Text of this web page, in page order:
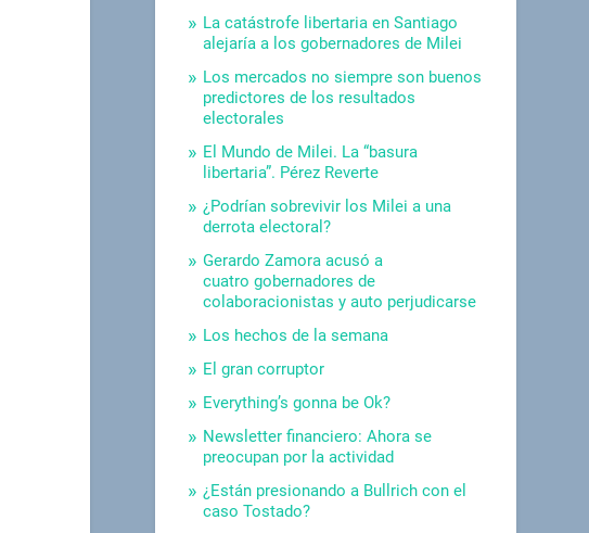
La catástrofe libertaria en Santiago
alejaría a los gobernadores de Milei
Los mercados no siempre son buenos
predictores de los resultados
electorales
El Mundo de Milei. La “basura
libertaria”. Pérez Reverte
¿Podrían sobrevivir los Milei a una
derrota electoral?
Gerardo Zamora acusó a
cuatro gobernadores de
colaboracionistas y auto perjudicarse
Los hechos de la semana
El gran corruptor
Everything’s gonna be Ok?
Newsletter financiero: Ahora se
preocupan por la actividad
¿Están presionando a Bullrich con el
caso Tostado?